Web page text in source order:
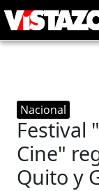
Nacional
Festival
Cine"
Quito y